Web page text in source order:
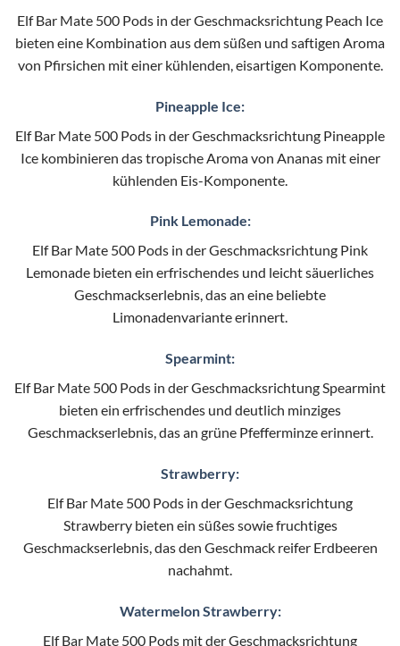
Elf Bar Mate 500 Pods in der Geschmacksrichtung Peach Ice
bieten eine Kombination aus dem süßen und saftigen Aroma
von Pfirsichen mit einer kühlenden, eisartigen Komponente.
Pineapple Ice:
Elf Bar Mate 500 Pods in der Geschmacksrichtung Pineapple
Ice kombinieren das tropische Aroma von Ananas mit einer
kühlenden Eis-Komponente.
Pink Lemonade:
Elf Bar Mate 500 Pods in der Geschmacksrichtung Pink
Lemonade bieten ein erfrischendes und leicht säuerliches
Geschmackserlebnis, das an eine beliebte
Limonadenvariante erinnert.
Spearmint:
Elf Bar Mate 500 Pods in der Geschmacksrichtung Spearmint
bieten ein erfrischendes und deutlich minziges
Geschmackserlebnis, das an grüne Pfefferminze erinnert.
Strawberry:
Elf Bar Mate 500 Pods in der Geschmacksrichtung
Strawberry bieten ein süßes sowie fruchtiges
Geschmackserlebnis, das den Geschmack reifer Erdbeeren
nachahmt.
Watermelon Strawberry:
Elf Bar Mate 500 Pods mit der Geschmacksrichtung